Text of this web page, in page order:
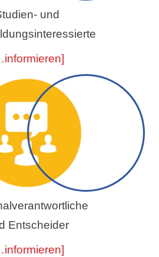
und
Entscheider